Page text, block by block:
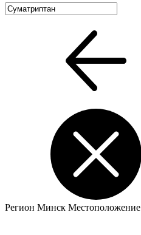
Регион Минск Местоположение